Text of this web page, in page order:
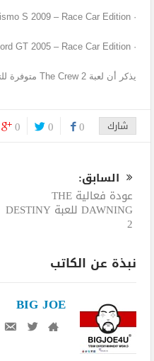
· PlayStation®4: Maserati Gran Turismo S 2009 – Race Car Edition
· PC: Ford GT 2005 – Race Car Edition
يذكر أن لعبة The Crew 2 متوفرة للتحميل المسبق حالياً عبر Uplay PC.
شارك 0
0
0
السابق:
عودة فعالية THE
DAWNING للعبة DESTINY
2
نبذة عن الكاتب
BIG JOE